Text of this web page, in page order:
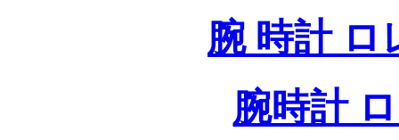
腕 時計 ロ
腕時計